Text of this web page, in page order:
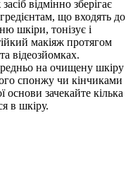
відмінно зберігає
що входять до
шкіри, тонізує і
макіяж протягом
відеозйомках.
на очищену шкіру
спонжу чи кінчиками
зачекайте кілька
в шкіру.